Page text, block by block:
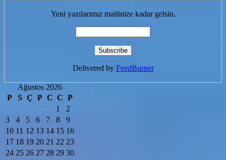
Yeni yazılarımız mailinize kadar gelsin.
Delivered by FeedBurner
Ağustos 2026
P
S Ç P C C P
1
2
3
4 5 6 7 8
9
10 11 12 13 14 15 16
17 18 19 20 21 22 23
24 25 26 27 28 29 30